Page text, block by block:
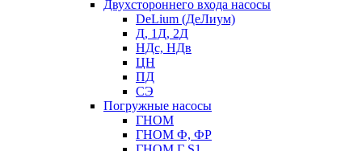
Двухстороннего входа насосы
DeLium (ДеЛиум)
Д, 1Д, 2Д
НДс, НДв
ЦН
ПД
СЭ
Погружные насосы
ГНОМ
ГНОМ Ф, ФР